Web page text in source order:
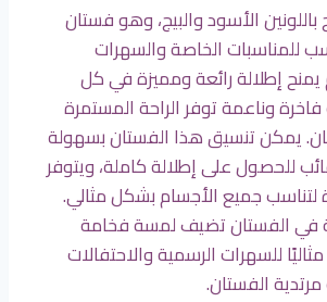
الأسود والبيج، وهو فستان
للمناسبات الخاصة والسهرات
يمنح إطلالة رائعة ومميزة في كل
وناعمة توفر الراحة المستمرة
يمكن تنسيق هذا الفستان بسهولة
للحصول على إطلالة كاملة، ويتوفر
جميع الأجسام بشكل مثالي.
في الفستان تضيف لمسة فخامة
للسهرات الرسمية والاحتفالات
مرتدية الفستان.